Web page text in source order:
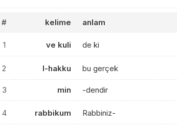
# kelime anlam
1 ve kuli de ki
2 l-hakku bu gerçek
3 min -dendir
4 rabbikum Rabbiniz-